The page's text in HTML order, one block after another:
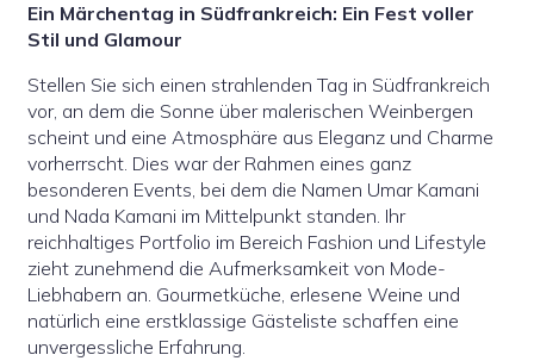
Ein Märchentag in Südfrankreich: Ein Fest voller
Stil und Glamour
Stellen Sie sich einen strahlenden Tag in Südfrankreich
vor, an dem die Sonne über malerischen Weinbergen
scheint und eine Atmosphäre aus Eleganz und Charme
vorherrscht. Dies war der Rahmen eines ganz
besonderen Events, bei dem die Namen Umar Kamani
und Nada Kamani im Mittelpunkt standen. Ihr
reichhaltiges Portfolio im Bereich Fashion und Lifestyle
zieht zunehmend die Aufmerksamkeit von Mode-
Liebhabern an. Gourmetküche, erlesene Weine und
natürlich eine erstklassige Gästeliste schaffen eine
unvergessliche Erfahrung.